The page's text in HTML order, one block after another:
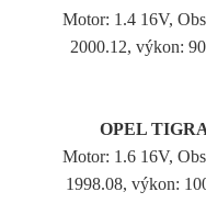
Motor: 1.4 16V,
2000.12, výkon:
OPEL TIGRA
Motor: 1.6 16V,
1998.08, výkon: